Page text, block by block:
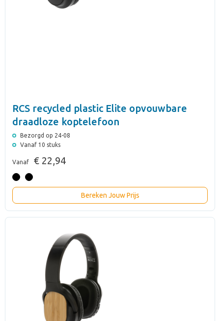
RCS recycled plastic Elite opvouwbare
draadloze koptelefoon
Bezorgd op 24-08
Vanaf 10 stuks
Vanaf € 22,94
Bereken Jouw Prijs